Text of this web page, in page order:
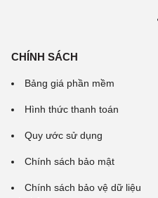
CHÍNH SÁCH
Bảng giá phần mềm
Hình thức thanh toán
Quy ước sử dụng
Chính sách bảo mật
Chính sách bảo vệ dữ liệu